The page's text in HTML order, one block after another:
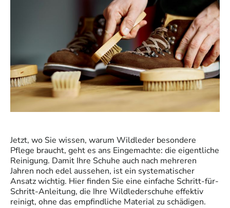
Jetzt, wo Sie wissen, warum Wildleder besondere
Pflege braucht, geht es ans Eingemachte: die eigentliche
Reinigung. Damit Ihre Schuhe auch nach mehreren
Jahren noch edel aussehen, ist ein systematischer
Ansatz wichtig. Hier finden Sie eine einfache Schritt-für-
Schritt-Anleitung, die Ihre Wildlederschuhe effektiv
reinigt, ohne das empfindliche Material zu schädigen.